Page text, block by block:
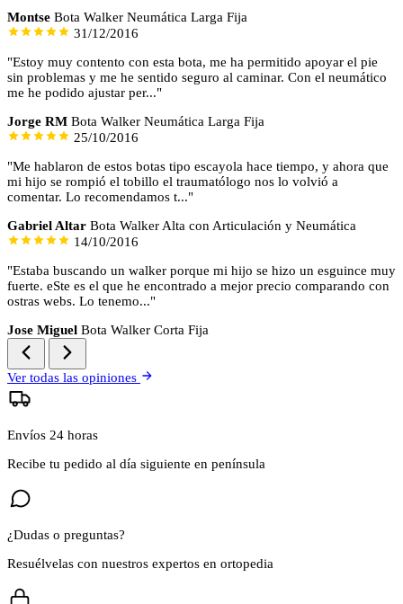
Montse Bota Walker Neumática Larga Fija
31/12/2016
"Estoy muy contento con esta bota, me ha permitido apoyar el pie
sin problemas y me he sentido seguro al caminar. Con el neumático
me he podido ajustar per..."
Jorge RM Bota Walker Neumática Larga Fija
25/10/2016
"Me hablaron de estos botas tipo escayola hace tiempo, y ahora que
mi hijo se rompió el tobillo el traumatólogo nos lo volvió a
comentar. Lo recomendamos t..."
Gabriel Altar Bota Walker Alta con Articulación y Neumática
14/10/2016
"Estaba buscando un walker porque mi hijo se hizo un esguince muy
fuerte. eSte es el que he encontrado a mejor precio comparando con
ostras webs. Lo tenemo..."
Jose Miguel Bota Walker Corta Fija
Ver todas las opiniones
Envíos 24 horas
Recibe tu pedido al día siguiente en península
¿Dudas o preguntas?
Resuélvelas con nuestros expertos en ortopedia